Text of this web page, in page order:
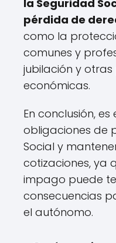
la Seguridad
pérdida de
como la
comunes y
jubilación y
económicas.
En conclusión,
obligaciones de
Social y
cotizaciones, ya
impago puede
consecuencias
el autónomo.